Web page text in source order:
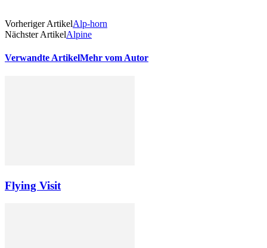
Vorheriger ArtikelAlp-horn
Nächster ArtikelAlpine
Verwandte ArtikelMehr vom Autor
Flying Visit